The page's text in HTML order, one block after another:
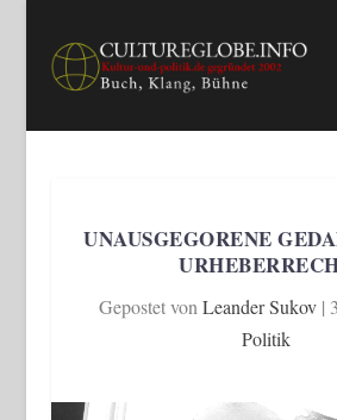
UNAUSGEGORENE
Gepostet vonLeander Sukov |
Politik